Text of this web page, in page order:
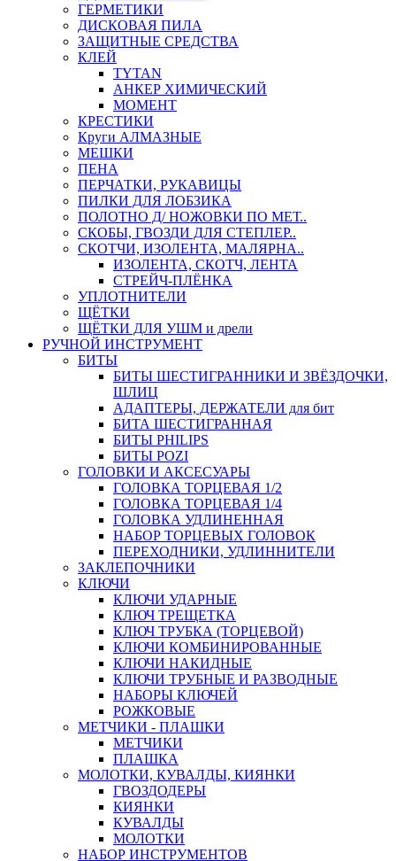
ГЕРМЕТИКИ
ДИСКОВАЯ ПИЛА
ЗАЩИТНЫЕ СРЕДСТВА
КЛЕЙ
TYTAN
АНКЕР ХИМИЧЕСКИЙ
МОМЕНТ
КРЕСТИКИ
Круги АЛМАЗНЫЕ
МЕШКИ
ПЕНА
ПЕРЧАТКИ, РУКАВИЦЫ
ПИЛКИ ДЛЯ ЛОБЗИКА
ПОЛОТНО Д/ НОЖОВКИ ПО МЕТ..
СКОБЫ, ГВОЗДИ ДЛЯ СТЕПЛЕР..
СКОТЧИ, ИЗОЛЕНТА, МАЛЯРНА..
ИЗОЛЕНТА, СКОТЧ, ЛЕНТА
СТРЕЙЧ-ПЛЁНКА
УПЛОТНИТЕЛИ
ЩЁТКИ
ЩЁТКИ ДЛЯ УШМ и дрели
РУЧНОЙ ИНСТРУМЕНТ
БИТЫ
БИТЫ ШЕСТИГРАННИКИ И ЗВЁЗДОЧКИ,
ШЛИЦ
АДАПТЕРЫ, ДЕРЖАТЕЛИ для бит
БИТА ШЕСТИГРАННАЯ
БИТЫ PHILIPS
БИТЫ POZI
ГОЛОВКИ И АКСЕСУАРЫ
ГОЛОВКА ТОРЦЕВАЯ 1/2
ГОЛОВКА ТОРЦЕВАЯ 1/4
ГОЛОВКА УДЛИНЕННАЯ
НАБОР ТОРЦЕВЫХ ГОЛОВОК
ПЕРЕХОДНИКИ, УДЛИННИТЕЛИ
ЗАКЛЕПОЧНИКИ
КЛЮЧИ
КЛЮЧИ УДАРНЫЕ
КЛЮЧ ТРЕЩЕТКА
КЛЮЧ ТРУБКА (ТОРЦЕВОЙ)
КЛЮЧИ КОМБИНИРОВАННЫЕ
КЛЮЧИ НАКИДНЫЕ
КЛЮЧИ ТРУБНЫЕ И РАЗВОДНЫЕ
НАБОРЫ КЛЮЧЕЙ
РОЖКОВЫЕ
МЕТЧИКИ - ПЛАШКИ
МЕТЧИКИ
ПЛАШКА
МОЛОТКИ, КУВАЛДЫ, КИЯНКИ
ГВОЗДОДЕРЫ
КИЯНКИ
КУВАЛДЫ
МОЛОТКИ
НАБОР ИНСТРУМЕНТОВ